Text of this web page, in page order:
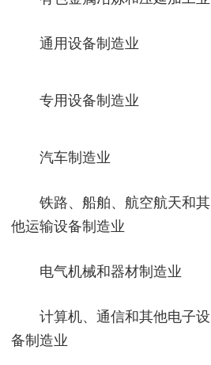
通用设备制造业
专用设备制造业
汽车制造业
铁路、船舶、航空航天和其
他运输设备制造业
电气机械和器材制造业
计算机、通信和其他电子设
备制造业